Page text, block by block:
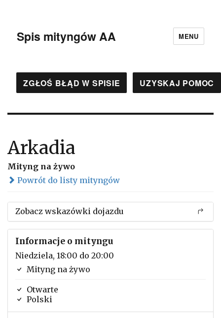
Spis mityngów AA MENU
ZGŁOŚ BŁĄD W SPISIE UZYSKAJ POMOC
Arkadia
Mityng na żywo
Powrót do listy mityngów
Zobacz wskazówki dojazdu
Informacje o mityngu
Niedziela, 18:00 do 20:00
Mityng na żywo
Otwarte
Polski